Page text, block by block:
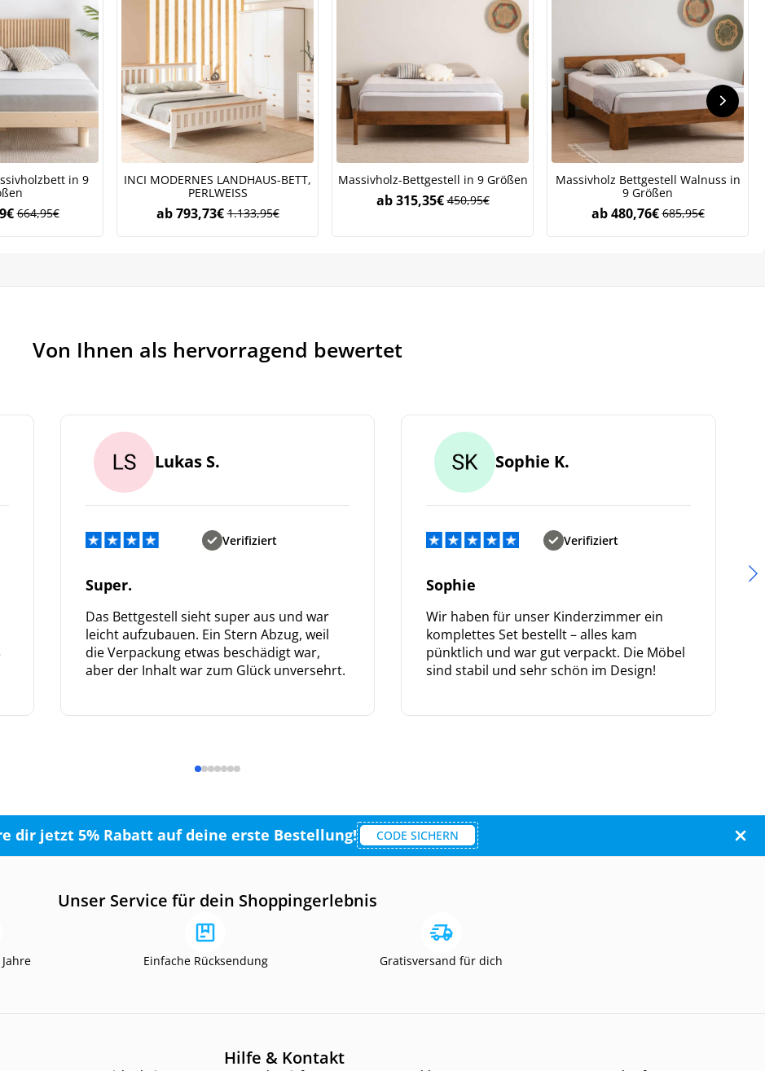
in 9
664,95€
€
INCI MODERNES LANDHAUS-BETT,
PERLWEISS
ab 1.133,95€
793,73€
Massivholz-Bettgestell in 9 Größen
ab 450,95€
315,35€
Massivholz Bettgestell Walnuss in
9 Größen
ab 685,95€
480,76€
Von Ihnen als hervorragend bewertet
Lukas S.
Verifiziert
Super.
Das Bettgestell sieht super aus und war
leicht aufzubauen. Ein Stern Abzug, weil
die Verpackung etwas beschädigt war,
aber der Inhalt war zum Glück unversehrt.
Sophie K.
Verifiziert
Sophie
Wir haben für unser Kinderzimmer ein
komplettes Set bestellt – alles kam
pünktlich und war gut verpackt. Die Möbel
sind stabil und sehr schön im Design!
dir jetzt 5% Rabatt auf deine erste Bestellung! CODE SICHERN
Unser Service für dein Shoppingerlebnis
Einfache Rücksendung Gratisversand für dich
Hilfe & Kontakt
Bleiben Sie auf dem Laufenden über Neuigkeiten und Angebote.
Weitere Informationen darüber, wie wir Ihre Daten für Marketingkommunikation
verarbeiten. Lesen Sie unsere
Datenschutzrichtlinie.